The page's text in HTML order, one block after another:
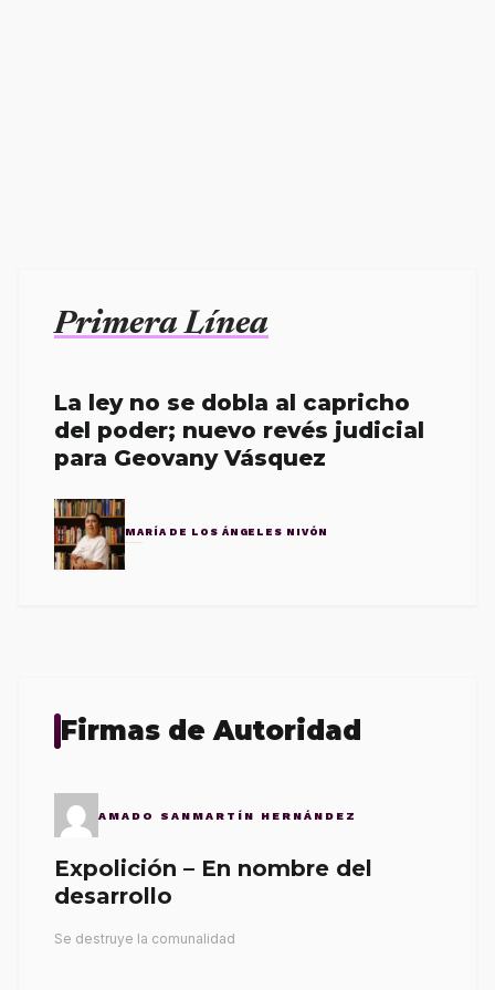
Primera Línea
La ley no se dobla al capricho
del poder; nuevo revés judicial
para Geovany Vásquez
MARÍA DE LOS ÁNGELES NIVÓN
Firmas de Autoridad
AMADO SANMARTÍN HERNÁNDEZ
Expolición – En nombre del
desarrollo
Se destruye la comunalidad